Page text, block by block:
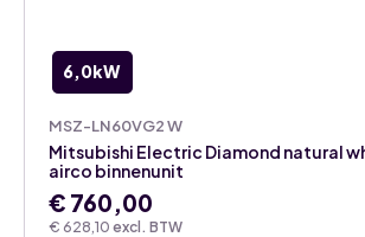
6,0kW
MSZ-LN60VG2 W
€ 628,10 excl. BTW
Mitsubishi Electric Diamond natural
airco binnenunit
€ 760,00